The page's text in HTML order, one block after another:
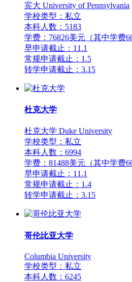
宾大 University of Pennsylvania
学校类型：私立
本科人数：5183
学费：76826美元（其中学费
早申请截止：11.1
常规申请截止：1.5
转学申请截止：3.15
杜克大学
杜克大学 Duke University
学校类型：私立
本科人数：6994
学费：81488美元（其中学费
早申请截止：11.1
常规申请截止：1.4
转学申请截止：3.15
哥伦比亚大学
Columbia University
学校类型：私立
本科人数：6245